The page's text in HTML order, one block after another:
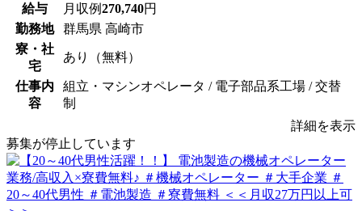
給与 月収例270,740円
勤務地
群馬県 高崎市
寮・社
宅
あり（無料）
仕事内
容
組立・マシンオペレータ / 電子部品系工場 / 交替
制
詳細を表示
募集が停止しています